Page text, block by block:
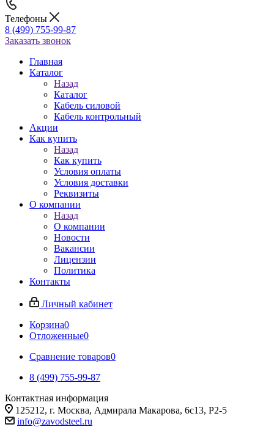
Телефоны
8 (499) 755-99-87
Заказать звонок
Главная
Каталог
Назад
Каталог
Кабель силовой
Кабель контрольный
Акции
Как купить
Назад
Как купить
Условия оплаты
Условия доставки
Реквизиты
О компании
Назад
О компании
Новости
Вакансии
Лицензии
Политика
Контакты
Личный кабинет
Корзина0
Отложенные0
Сравнение товаров0
8 (499) 755-99-87
Контактная информация
125212, г. Москва, Адмирала Макарова, 6с13, Р2-5
info@zavodsteel.ru